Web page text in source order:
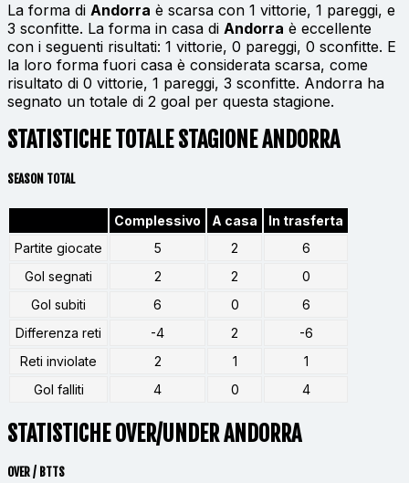
La forma di Andorra è scarsa con 1 vittorie, 1 pareggi, e
3 sconfitte. La forma in casa di Andorra è eccellente
con i seguenti risultati: 1 vittorie, 0 pareggi, 0 sconfitte. E
la loro forma fuori casa è considerata scarsa, come
risultato di 0 vittorie, 1 pareggi, 3 sconfitte. Andorra ha
segnato un totale di 2 goal per questa stagione.
STATISTICHE TOTALE STAGIONE ANDORRA
SEASON TOTAL
Complessivo A casa
In trasferta
Partite giocate
5 2
6
Gol segnati
2 2
0
Gol subiti
6 0
6
Differenza reti
-4 2
-6
Reti inviolate
2 1
1
Gol falliti
4 0 4
STATISTICHE OVER/UNDER ANDORRA
OVER / BTTS